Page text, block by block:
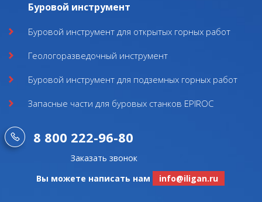
Буровой инструмент
Буровой инструмент для открытых горных работ
Геологоразведочный инструмент
Буровой инструмент для подземных горных работ
Запасные части для буровых станков EPIROC
8 800 222-96-80
Заказать звонок
Вы можете написать нам
info@iligan.ru